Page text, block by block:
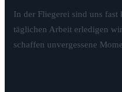
In der Fliegerei sind uns fast
täglichen Arbeit erledigen
schaffen unvergessene